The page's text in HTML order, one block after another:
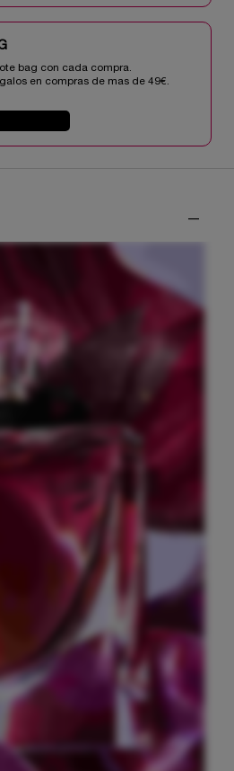
bag con cada compra.
en compras de mas de 49€.​